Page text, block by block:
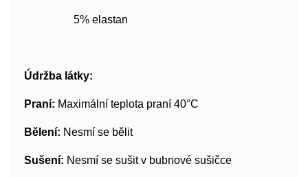
5% elastan
Údržba látky:
Praní: Maximální teplota praní 40°C
Bělení: Nesmí se bělit
Sušení: Nesmí se sušit v bubnové sušičce